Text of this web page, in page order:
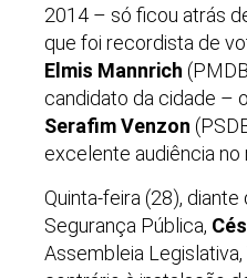
2014 – só ficou atrás
que foi recordista de
Elmis Mannrich
candidato da cidade –
Serafim Venzon
excelente audiência no
Quinta-feira (28),
Segurança Pública,
Assembleia